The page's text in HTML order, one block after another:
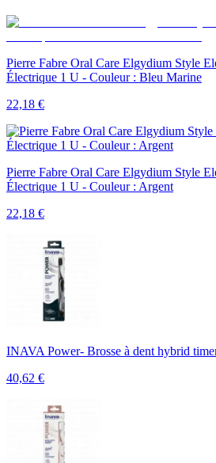
Pierre Fabre Oral Care Elgydium Style
Électrique 1 U - Couleur : Bleu Marine
22,18 €
Pierre Fabre Oral Care Elgydium Style
Électrique 1 U - Couleur : Argent
22,18 €
INAVA Power- Brosse à dent hybrid
40,62 €